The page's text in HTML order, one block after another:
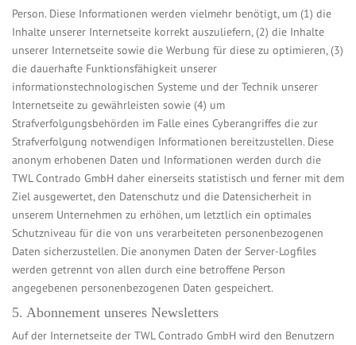
Person. Diese Informationen werden vielmehr benötigt, um (1) die
Inhalte unserer Internetseite korrekt auszuliefern, (2) die Inhalte
unserer Internetseite sowie die Werbung für diese zu optimieren, (3)
die dauerhafte Funktionsfähigkeit unserer
informationstechnologischen Systeme und der Technik unserer
Internetseite zu gewährleisten sowie (4) um
Strafverfolgungsbehörden im Falle eines Cyberangriffes die zur
Strafverfolgung notwendigen Informationen bereitzustellen. Diese
anonym erhobenen Daten und Informationen werden durch die
TWL Contrado GmbH daher einerseits statistisch und ferner mit dem
Ziel ausgewertet, den Datenschutz und die Datensicherheit in
unserem Unternehmen zu erhöhen, um letztlich ein optimales
Schutzniveau für die von uns verarbeiteten personenbezogenen
Daten sicherzustellen. Die anonymen Daten der Server-Logfiles
werden getrennt von allen durch eine betroffene Person
angegebenen personenbezogenen Daten gespeichert.
5. Abonnement unseres Newsletters
Auf der Internetseite der TWL Contrado GmbH wird den Benutzern